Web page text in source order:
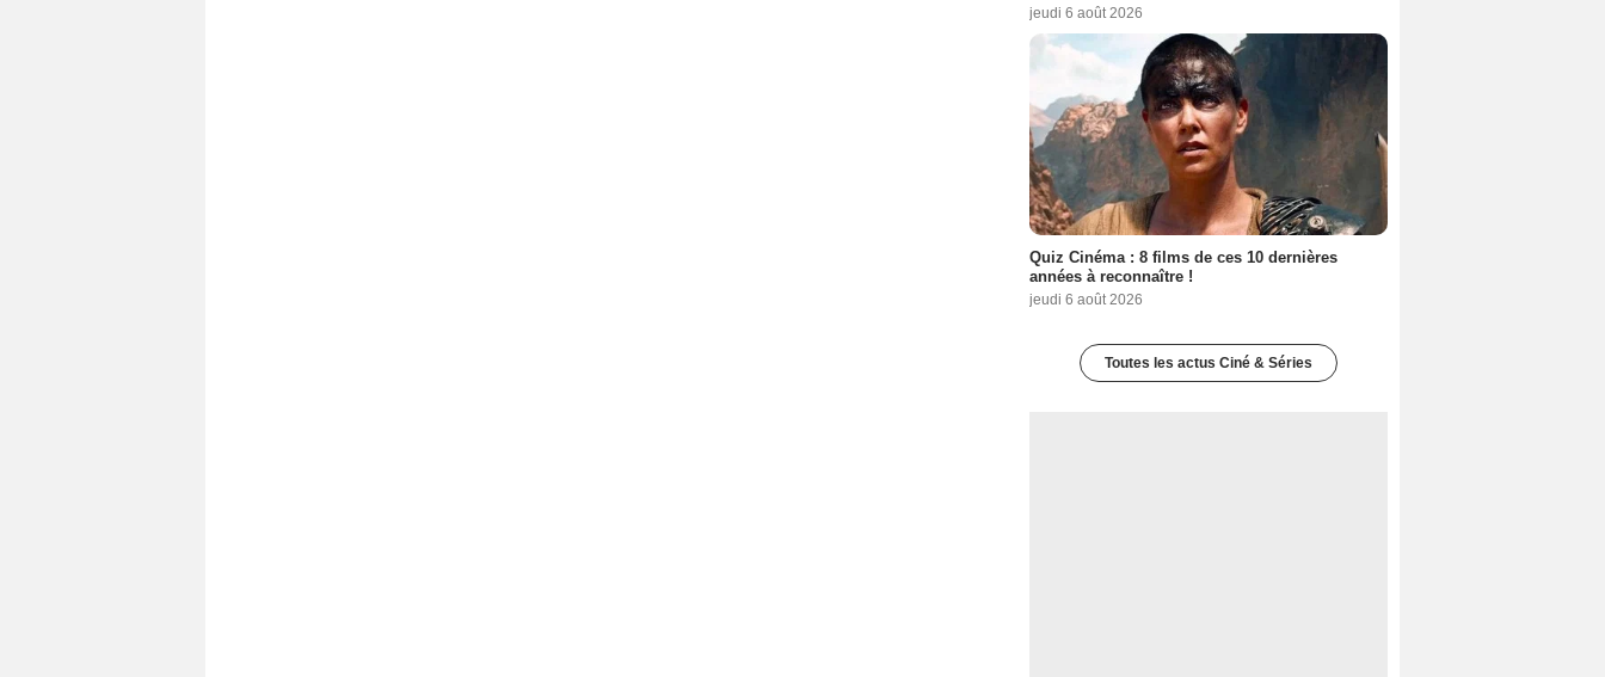
jeudi 6 août 2026
Quiz Cinéma : 8 films de ces 10 dernières
années à reconnaître !
jeudi 6 août 2026
Toutes les actus Ciné & Séries